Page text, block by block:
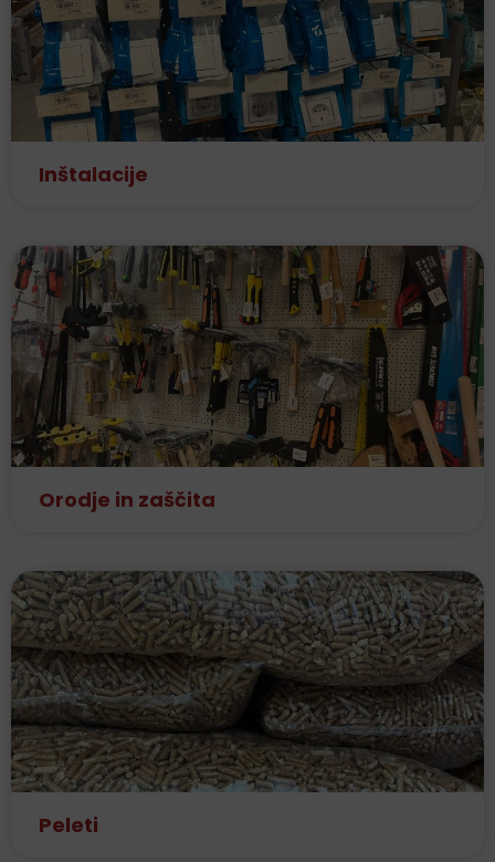
Inštalacije
Orodje in zaščita
Peleti